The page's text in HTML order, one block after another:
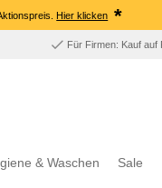
Hier klicken *
Für Firmen: Kauf auf
& Waschen Sale